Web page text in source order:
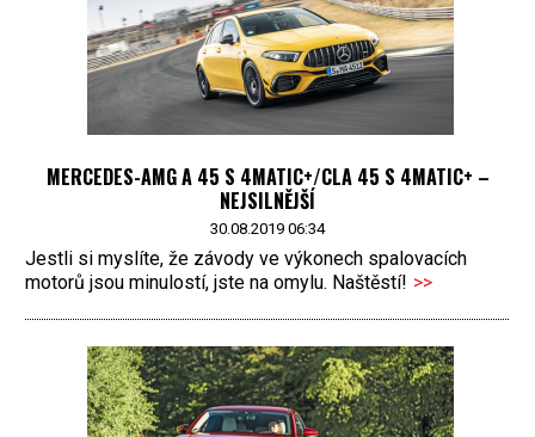
MERCEDES-AMG A 45 S 4MATIC+/CLA 45 S 4MATIC+ –
NEJSILNĚJŠÍ
30.08.2019 06:34
Jestli si myslíte, že závody ve výkonech spalovacích
motorů jsou minulostí, jste na omylu. Naštěstí! >>